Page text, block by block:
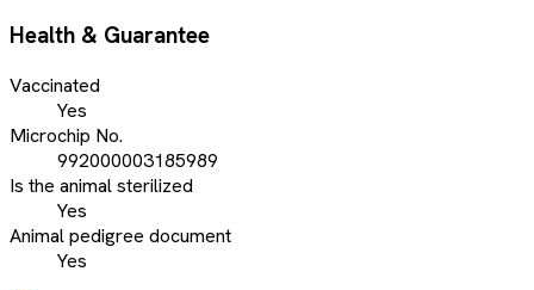
Health & Guarantee
Vaccinated
Yes
Microchip No.
992000003185989
Is the animal sterilized
Yes
Animal pedigree document
Yes